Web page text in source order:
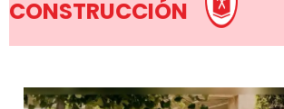
CONSTRUCCIÓN